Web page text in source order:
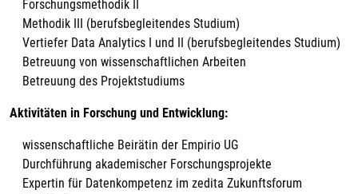
Forschungsmethodik II
Methodik III (berufsbegleitendes Studium)
Vertiefer Data Analytics I und II (berufsbegleitendes Studium)
Betreuung von wissenschaftlichen Arbeiten
Betreuung des Projektstudiums
Aktivitäten in Forschung und Entwicklung:
wissenschaftliche Beirätin der Empirio UG
Durchführung akademischer Forschungsprojekte
Expertin für Datenkompetenz im zedita Zukunftsforum